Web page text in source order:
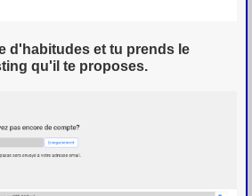
d'habitudes et tu prends le
qu'il te proposes.